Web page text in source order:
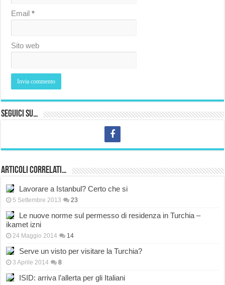
Email*
Sito web
Seguici su…
Articoli correlati…
Lavorare a Istanbul? Certo che si
5 Settembre 2013 23
Le nuove norme sul permesso di residenza in Turchia –
ikamet izni
24 Maggio 2014 14
Serve un visto per visitare la Turchia?
3 Aprile 2014 8
ISID: arriva l’allerta per gli Italiani